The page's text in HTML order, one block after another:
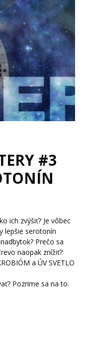
#3
ich zvýšiť? Je vôbec
lepšie serotonín
Prečo sa
naopak znížiť?
a ÚV SVETLO
Pozrime sa na to.